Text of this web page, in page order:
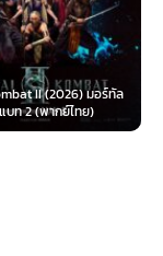
II (2026) มอร์ทัล
บท 2 (พากย์ไทย)